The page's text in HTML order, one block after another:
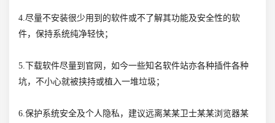
4.尽量不安装很少用到的软件或不了解其功能及安全性的软
件，保持系统纯净轻快；
5.下载软件尽量到官网，如今一些知名软件站亦各种插件各种
坑，不小心就被挟持或植入一堆垃圾；
6.保护系统安全及个人隐私，建议远离某某卫士某某浏览器某